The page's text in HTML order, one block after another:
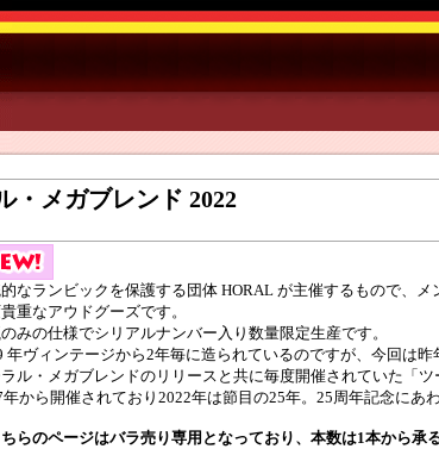
・メガブレンド 2022
なランビックを保護する団体 HORAL が主催するもので、
重なアウドグーズです。
みの仕様でシリアルナンバー入り数量限定生産です。
年ヴィンテージから2年毎に造られているのですが、今回は
ル・メガブレンドのリリースと共に毎度開催されていた「
年から開催されており2022年は節目の25年。25周年記念にあ
らのページはバラ売り専用となっており、本数は1本から承